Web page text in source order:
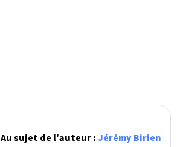
Au sujet de l'auteur : Jérémy Birien